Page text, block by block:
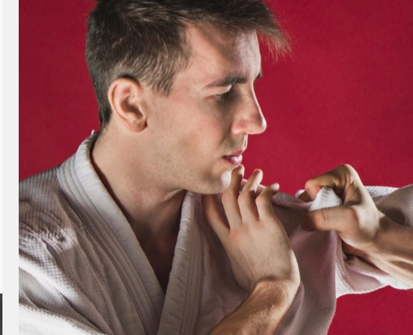
karate czy judo, stanowi ono
fascynującą dyscyplinę, która
łączy techniki samoobrony z
głęboką filozofią.…